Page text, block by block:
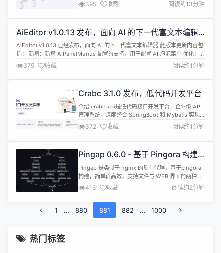
可中断、可编排的高性能分布式任务调度平台 注意
由于本次升级新增了动态分片、工作流上下文等功
于Python的客户端已经完成, 近日就会发布内测版本,
比jav...
395 收藏 阅读约13分钟
AiEditor v1.0.13 发布，面向 AI 的下一代富文本编辑
器
AiEditor v1.0.13 已经发布，面向 AI 的下一代富文本编辑器 此版本更新内容包
括： 新增：新增 AIPanelMenus 配置的支持，用于配置 AI 泡泡菜单 优化：优
化视频节点的控制属性 修复：修复 AI 菜单初始化错误的问题 文档：新增日文
的 readme 详情查看：https://gitee.com/aieditor-team/aied...
375 收藏 阅读约1分钟
Crabc 3.1.0 发布，低代码开发平台
介绍 crabc-api是低代码接口开发平台，企业级 API
管理系统，深度整合 SpringBoot 和 Mybatis 实现
动态数据源和动态 SQL。 支持接入（mysql、
oracle、postgresql、sqlserver、达梦、TiDB、
es）等 SQL 或 / NoSQL 数据源， 在编辑框内编写
372 收藏 阅读约1分钟
Pingap 0.6.0 - 基于 Pingora 构建
的反向代理
Pingap 是类似于 nginx 的反向代理，基于pingora
构建，简单而高效，支持文件与 WEB 界面的两种配
置形式，10 分钟即可完成 https 站点服务配置。 特
性 服务支持配置多个Location，通过host与path筛
选对应的location 正则形式重写Path HTTP 1/2 的全
链路支持，包括h2c 基于TOML格式的配置，可保存
416 收藏 阅读约2分钟
1 ... 880 881 882 ... 1000
热门标签